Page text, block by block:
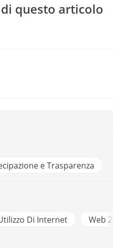
questo articolo
e Trasparenza
Di Internet Web 2